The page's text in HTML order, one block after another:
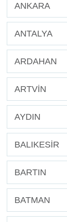
ANKARA
ANTALYA
ARDAHAN
ARTVİN
AYDIN
BALIKESİR
BARTIN
BATMAN